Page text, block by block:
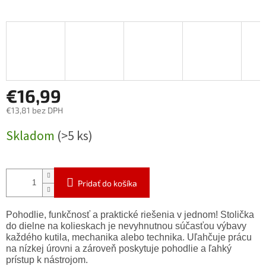
€16,99
€13,81 bez DPH
cena:
Skladom (>5 ks)
Pridať do košíka
Pohodlie, funkčnosť a praktické riešenia v jednom! Stolička
do dielne na kolieskach je nevyhnutnou súčasťou výbavy
každého kutila, mechanika alebo technika. Uľahčuje prácu
na nízkej úrovni a zároveň poskytuje pohodlie a ľahký
prístup k nástrojom.